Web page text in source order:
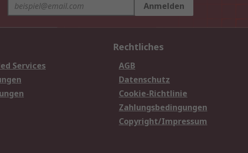
Anmelden
Services
Rechtliches
AGB
Datenschutz
Cookie-Richtlinie
Zahlungsbedingungen
Copyright/Impressum